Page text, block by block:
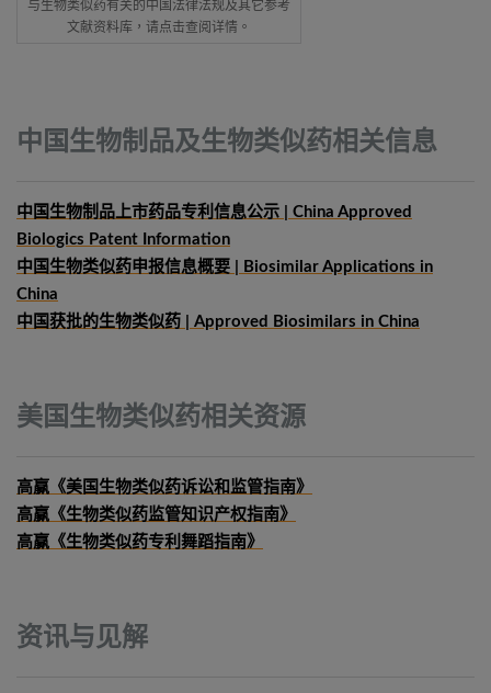
与生物类似药有关的中国法律法规及其它参考
文献资料库，请点击查阅详情。
中国生物制品及生物类似药相关信息
中国生物制品上市药品专利信息公示 | China Approved
Biologics Patent Information
中国生物类似药申报信息概要 | Biosimilar Applications in
China
中国获批的生物类似药 | Approved Biosimilars in China
美国生物类似药相关资源
高赢《美国生物类似药诉讼和监管指南》
高赢《生物类似药监管知识产权指南》
高赢《生物类似药专利舞蹈指南》
资讯与见解